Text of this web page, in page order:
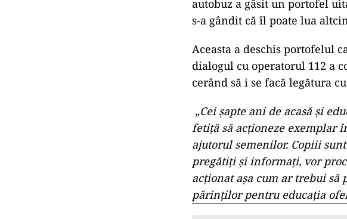
autobuz a găsit un portofel
s-a gândit că îl poate lua
Aceasta a deschis portofelul
dialogul cu operatorul 112 a
cerând să i se facă legătura
„Cei șapte ani de acasă și
fetiță să acționeze exemplar
ajutorul semenilor. Copiii
pregătiți și informați, vor
acționat așa cum ar trebui să
părinților pentru educația